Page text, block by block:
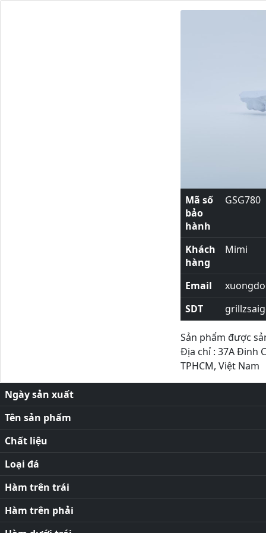
Mã số
bảo
hành
GSG780
Khách
hàng
Mimi
Email
SDT
Sản phẩm được
Địa chỉ : 37A Đinh
TPHCM, Việt Nam
Ngày sản xuất
Tên sản phẩm
Chất liệu
Loại đá
Hàm trên trái
Hàm trên phải